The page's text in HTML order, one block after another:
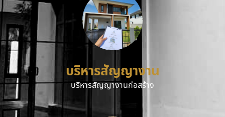
บริหารสัญญางาน
บริหารสัญญางานก่อสร้าง